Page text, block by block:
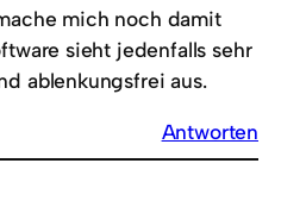
mich noch damit
sieht jedenfalls sehr
ablenkungsfrei aus.
Antworten